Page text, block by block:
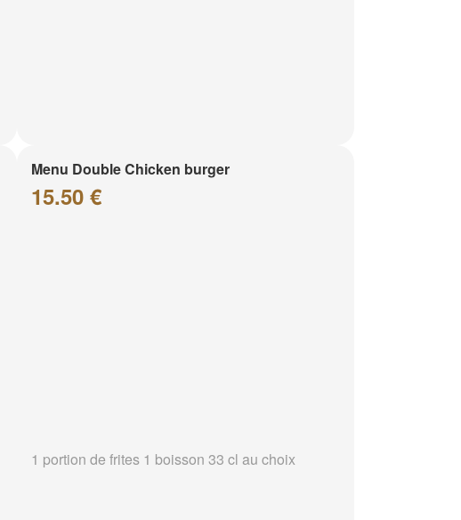
Menu Double Chicken burger
15.50 €
1 portion de frites 1 boisson 33 cl au choix